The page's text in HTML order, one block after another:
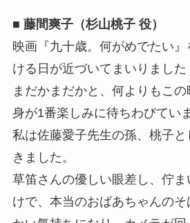
■ 藤間爽子（杉山桃子 役）
映画『九十歳。何がめでたい
ける日が近づいてまいりました
まだかまだかと、何よりもこ
身が1番楽しみに待ちわびていま
私は佐藤愛子先生の孫、桃子
きました。
草笛さんの優しい眼差し、佇
けで、本当のおばあちゃんの